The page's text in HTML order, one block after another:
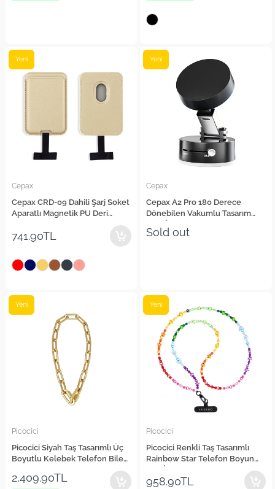
Cepax
Cepax CRD-09 Dahili Şarj Soket
Aparatlı Magnetik PU Deri
Yeni
741.90TL
Cepax
Cepax A2 Pro 180 Derece
Dönebilen Vakumlu Tasarım
Yeni
Sold out
Picocici
Picocici Siyah Taş Tasarımlı Üç
Boyutlu Kelebek Telefon Bilek
Yeni
2,409.90TL
Picocici
Picocici Renkli Taş Tasarımlı
Rainbow Star Telefon Boyun
Yeni
958.90TL